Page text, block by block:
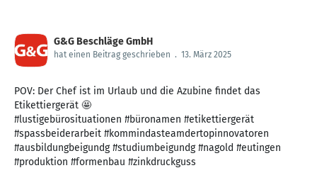
G&G Beschläge GmbH
hat einen Beitrag geschrieben . 13. März 2025
POV: Der Chef ist im Urlaub und die Azubine findet das
Etikettiergerät 🤩
#lustigebürosituationen #büronamen #etikettiergerät
#spassbeiderarbeit #kommindasteamdertopinnovatoren
#ausbildungbeigundg #studiumbeigundg #nagold #eutingen
#produktion #formenbau #zinkdruckguss